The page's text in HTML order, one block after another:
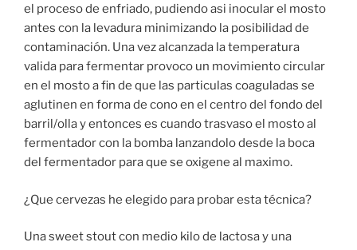
el proceso de enfriado, pudiendo asi inocular el mosto
antes con la levadura minimizando la posibilidad de
contaminación. Una vez alcanzada la temperatura
valida para fermentar provoco un movimiento circular
en el mosto a fin de que las particulas coaguladas se
aglutinen en forma de cono en el centro del fondo del
barril/olla y entonces es cuando trasvaso el mosto al
fermentador con la bomba lanzandolo desde la boca
del fermentador para que se oxigene al maximo.
¿Que cervezas he elegido para probar esta técnica?
Una sweet stout con medio kilo de lactosa y una